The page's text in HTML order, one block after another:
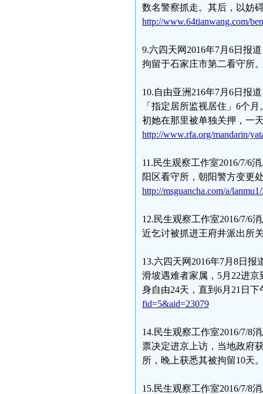
数名警察抓走。其后，以妨
http://www.64tianwang.com/
9.六四天网2016年7月6日报
拘留于石家庄市第二看守所
10.自由亚洲216年7月6日报
「指定居所监视居住」6个
初她在那里被单独关押，一
http://www.rfa.org/mandarin/
11.民生观察工作室2016/7/6
阳区看守所，朝阳警方变更
http://msguancha.com/a/
12.民生观察工作室2016/7/6
近乞讨被抓进王府井派出所
13.六四天网2016年7月8日
滑坡遇难者家属，5月22进
身自由24天，直到6月21日
fid=5&aid=23079
14.民生观察工作室2016/7/8
票决定进京上访，当地政府
所，晚上获悉其被拘留10天
15.民生观察工作室2016/7/8